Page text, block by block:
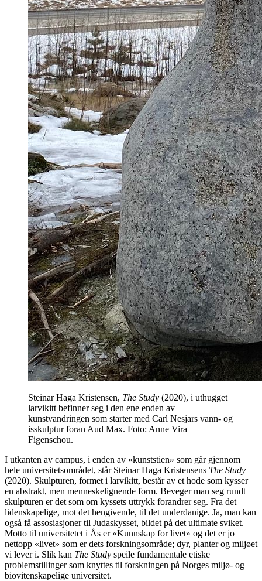
Steinar Haga Kristensen, The Study (2020), i uthugget
larvikitt befinner seg i den ene enden av
kunstvandringen som starter med Carl Nesjars vann- og
isskulptur foran Aud Max. Foto: Anne Vira
Figenschou.
I utkanten av campus, i enden av «kunststien» som går gjennom
hele universitetsområdet, står Steinar Haga Kristensens The Study
(2020). Skulpturen, formet i larvikitt, består av et hode som kysser
en abstrakt, men menneskelignende form. Beveger man seg rundt
skulpturen er det som om kyssets uttrykk forandrer seg. Fra det
lidenskapelige, mot det hengivende, til det underdanige. Ja, man kan
også få assosiasjoner til Judaskysset, bildet på det ultimate sviket.
Motto til universitetet i Ås er «Kunnskap for livet» og det er jo
nettopp «livet» som er dets forskningsområde; dyr, planter og miljøet
vi lever i. Slik kan The Study speile fundamentale etiske
problemstillinger som knyttes til forskningen på Norges miljø- og
biovitenskapelige universitet.